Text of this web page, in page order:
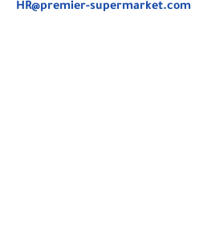
‎HR@premier-supermarket.com‏